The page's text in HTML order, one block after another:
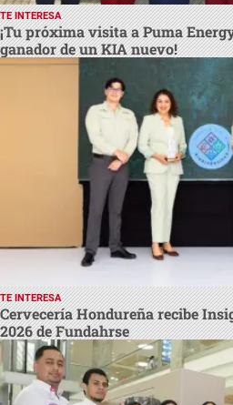
TE INTERESA
¡Tu próxima visita a Puma
ganador de un KIA nuevo!
TE INTERESA
Cervecería Hondureña recibe
2026 de Fundahrse